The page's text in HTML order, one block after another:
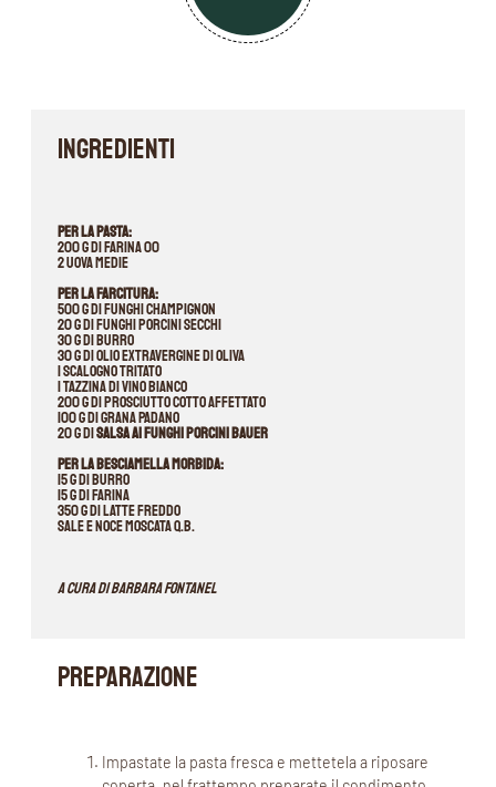
INGREDIENTI
Per la pasta:
200 g di farina 00
2 uova medie
Per la farcitura:
500 g di funghi champignon
20 g di funghi porcini secchi
30 g di burro
30 g di olio extravergine di oliva
1 scalogno tritato
1 tazzina di vino bianco
200 g di prosciutto cotto affettato
100 g di Grana Padano
20 g diSalsa ai Funghi porcini Bauer
Per la besciamella morbida:
15 g di burro
15 g di farina
350 g di latte freddo
Sale e noce moscata q.b.
A cura di Barbara Fontanel
PREPARAZIONE
Impastate la pasta fresca e mettetela a riposare